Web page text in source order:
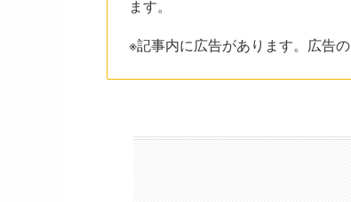
ます。
※記事内に広告があります。広告